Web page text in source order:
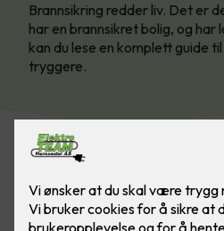
Brannsikring redder liv. Det er
har en brannsikret bolig, og har
kan du lese en komplett guide
tryggere.